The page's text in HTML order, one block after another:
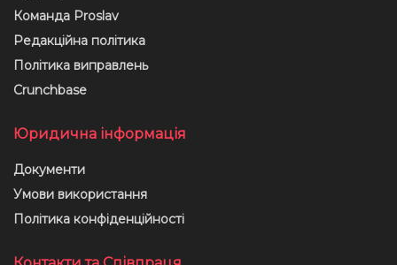
Команда Proslav
Редакційна політика
Політика виправлень
Crunchbase
Юридична інформація
Документи
Умови використання
Політика конфіденційності